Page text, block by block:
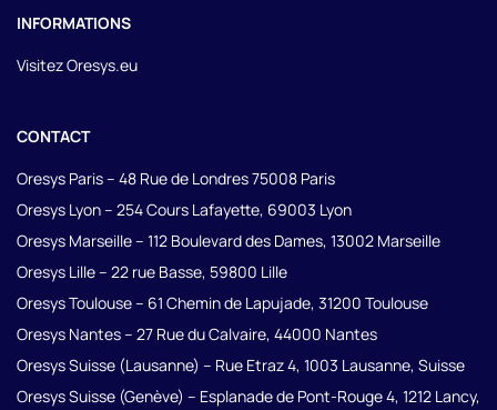
INFORMATIONS
Visitez Oresys.eu
CONTACT
Oresys Paris – 48 Rue de Londres 75008 Paris
Oresys Lyon – 254 Cours Lafayette, 69003 Lyon
Oresys Marseille – 112 Boulevard des Dames, 13002 Marseille
Oresys Lille – 22 rue Basse, 59800 Lille
Oresys Toulouse – 61 Chemin de Lapujade, 31200 Toulouse
Oresys Nantes – 27 Rue du Calvaire, 44000 Nantes
Oresys Suisse (Lausanne) – Rue Etraz 4, 1003 Lausanne, Suisse
Oresys Suisse (Genève) – Esplanade de Pont-Rouge 4, 1212 Lancy,